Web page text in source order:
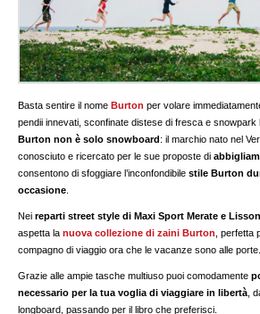
Basta sentire il nomeBurton per volare
pendii innevati, sconfinate distese di fresca e
Burton non è solo snowboard: il marchio nato nel
conosciuto e ricercato per le sue proposte di
consentono di sfoggiare l’inconfondibilestile Burton
occasione
Neireparti street style di Maxi Sport Merate e
aspetta lanuova collezione di zaini Burton , perfetta
compagno di viaggio ora che le vacanze sono alle porte.
Grazie alle ampie tasche multiuso puoi comodamente
necessario per la tua voglia di viaggiare in libertà ,
longboard, passando per il libro che preferisci.